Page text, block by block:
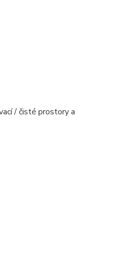
/ čisté prostory a